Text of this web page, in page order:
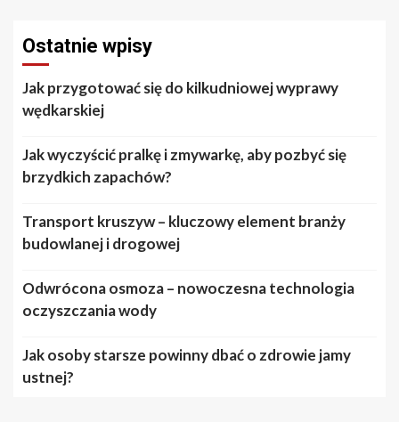
Ostatnie wpisy
Jak przygotować się do kilkudniowej wyprawy
wędkarskiej
Jak wyczyścić pralkę i zmywarkę, aby pozbyć się
brzydkich zapachów?
Transport kruszyw – kluczowy element branży
budowlanej i drogowej
Odwrócona osmoza – nowoczesna technologia
oczyszczania wody
Jak osoby starsze powinny dbać o zdrowie jamy
ustnej?